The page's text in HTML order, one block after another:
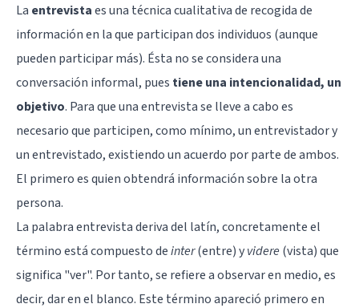
La entrevistaes una técnica cualitativa de recogida de
información en la que participan dos individuos (aunque
pueden participar más). Ésta no se considera una
conversación informal, pues tiene una intencionalidad, un
objetivo. Para que una entrevista se lleve a cabo es
necesario que participen, como mínimo, un entrevistador y
un entrevistado, existiendo un acuerdo por parte de ambos.
El primero es quien obtendrá información sobre la otra
persona.
La palabra entrevista deriva del latín, concretamente el
término está compuesto deinter(entre) yvidere(vista) que
significa "ver". Por tanto, se refiere a observar en medio, es
decir, dar en el blanco. Este término apareció primero en